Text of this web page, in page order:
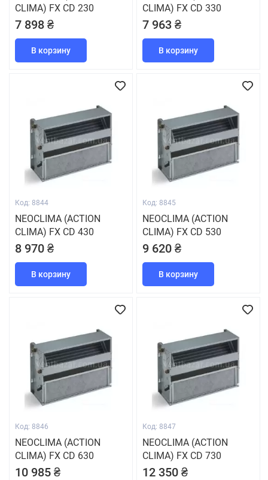
CLIMA) FX CD 230
7 898 ₴
В корзину
CLIMA) FX CD 330
7 963 ₴
В корзину
Код: 8844
NEOCLIMA (ACTION
CLIMA) FX CD 430
8 970 ₴
В корзину
Код: 8845
NEOCLIMA (ACTION
CLIMA) FX CD 530
9 620 ₴
В корзину
Код: 8846
NEOCLIMA (ACTION
CLIMA) FX CD 630
10 985 ₴
Код: 8847
NEOCLIMA (ACTION
CLIMA) FX CD 730
12 350 ₴